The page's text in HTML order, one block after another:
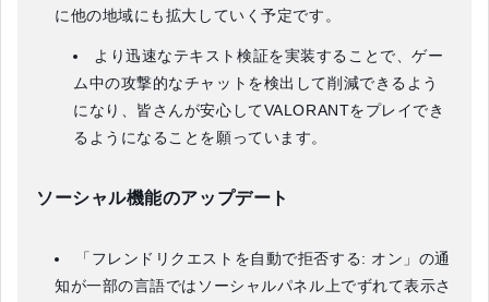
に他の地域にも拡大していく予定です。
より迅速なテキスト検証を実装することで、ゲー
ム中の攻撃的なチャットを検出して削減できるよう
になり、皆さんが安心してVALORANTをプレイでき
るようになることを願っています。
ソーシャル機能のアップデート
「フレンドリクエストを自動で拒否する: オン」の通
知が一部の言語ではソーシャルパネル上でずれて表示さ